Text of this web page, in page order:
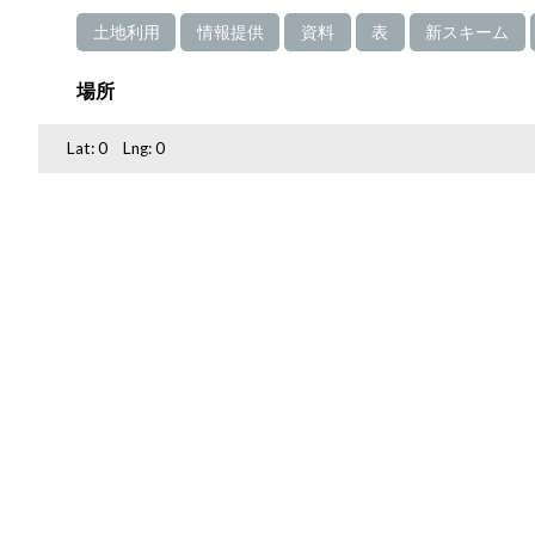
土地利用 情報提供 資料 表 新スキーム
場所
Lat:0 Lng:0